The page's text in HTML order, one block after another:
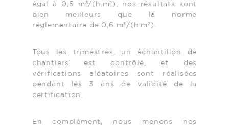
égal à 0,5 m³/(h.m²), nos résultats sont
bien meilleurs que la norme
réglementaire de 0,6 m³/(h.m²).
Tous les trimestres, un échantillon de
chantiers est contrôlé, et des
vérifications aléatoires sont réalisées
pendant les 3 ans de validité de la
certification.
En complément, nous menons nos